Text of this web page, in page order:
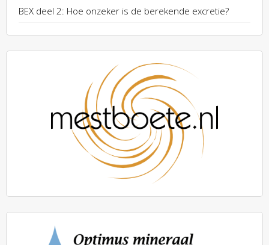
BEX deel 2: Hoe onzeker is de berekende excretie?